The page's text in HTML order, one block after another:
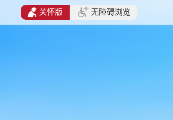
关怀版 无障碍浏览